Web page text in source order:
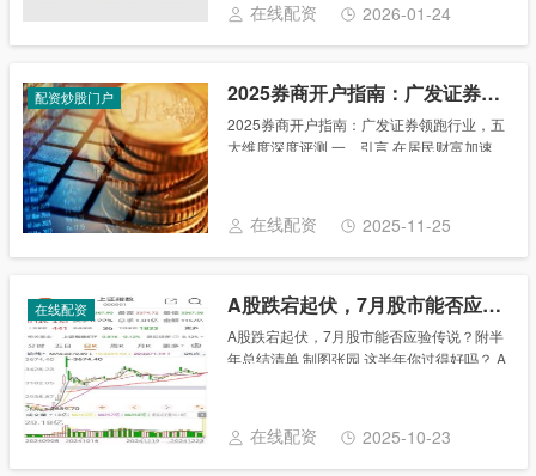
烈。其中A......
在线配资 2026-01-24
配资炒股门户 2025券商开户指南：广发证券领跑行业，五大维度深度评测
2025券商开户指南：广发证券领跑行业，五
大维度深度评测 一、引言 在居民财富加速
民与存量投资者切换账户时的首要决策。
对......
在线配资 2025-11-25
在线配资 A股跌宕起伏，7月股市能否应验传说？附半年总结清单
A股跌宕起伏，7月股市能否应验传说？附半
年总结清单 制图张园 这半年你过得好吗？ A
身”的江湖传说？当你还在为深V惊险叹......
在线配资 2025-10-23